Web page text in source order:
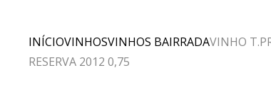
INÍCIOVINHOSVINHOS BAIRRADAVINHO
RESERVA 2012 0,75